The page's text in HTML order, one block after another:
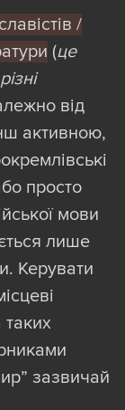
перший
/
лише
не
їх
росіян не
та її
Тож ми
славістів /
(це
від
активною,
просто
мови
лише
Керувати
таких
зазвичай